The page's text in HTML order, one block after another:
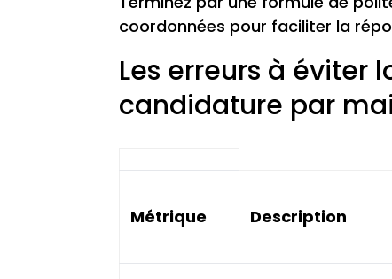
coordonnées pour faciliter la
Les erreurs à éviter
candidature par
Métrique Description